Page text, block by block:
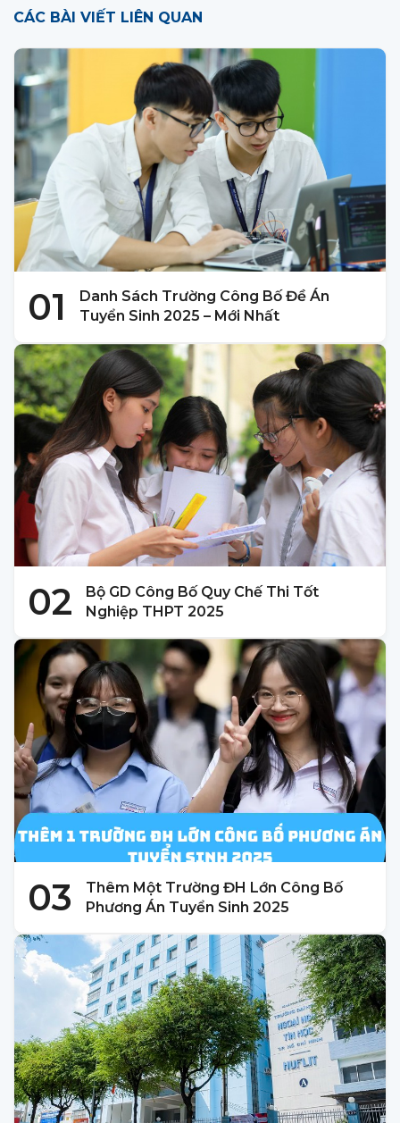
CÁC BÀI VIẾT LIÊN QUAN
01
Danh Sách Trường Công Bố Đề Án
Tuyển Sinh 2025 – Mới Nhất
02
Bộ GD Công Bố Quy Chế Thi Tốt
Nghiệp THPT 2025
03
Thêm Một Trường ĐH Lớn Công Bố
Phương Án Tuyển Sinh 2025